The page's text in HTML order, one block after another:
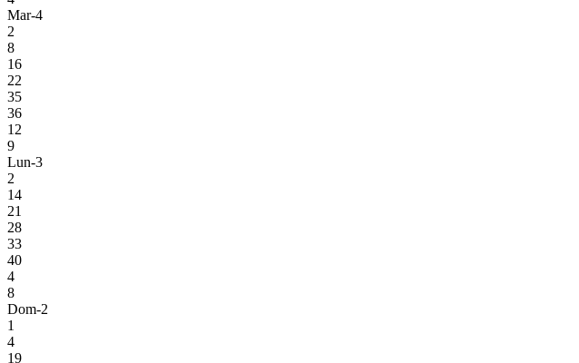
Mar-4
2
8
16
22
35
36
12
9
Lun-3
2
14
21
28
33
40
4
8
Dom-2
1
4
19